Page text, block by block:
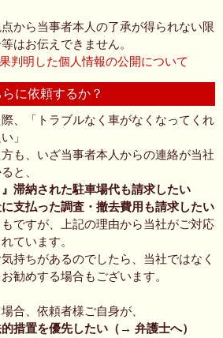
から当事者本人の了承が得られない限
はお伝えできません。
判明した個人情報の公開について
に依頼するか？
、「トラブルなく車がなくなってくれ
」
も、いざ当事者本人からの連絡が当社
と、
』滞納された駐車場代も請求したい
に支払った調査・撤去費用も請求したい
ですが、上記の理由から当社がご対応
ています。
持ちがあるのでしたら、当社ではなく
勧めする場合もございます。
合、依頼者様ご自身が、
措置を優先したい（→ 弁護士へ）